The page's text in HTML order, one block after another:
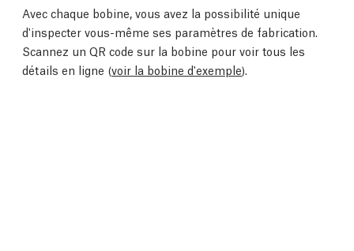
Avec chaque bobine, vous avez la possibilité unique
d'inspecter vous-même ses paramètres de fabrication.
Scannez un QR code sur la bobine pour voir tous les
détails en ligne (voir la bobine d'exemple).